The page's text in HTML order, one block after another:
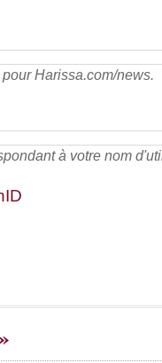
Harissa.com/news.
à votre nom